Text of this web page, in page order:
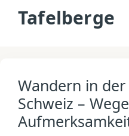
Tafelberge
Wandern in der
Schweiz –